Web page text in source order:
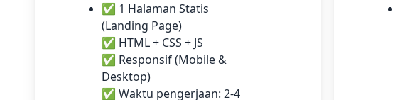
✅ 1 Halaman Statis
(Landing Page)
✅ HTML + CSS + JS
✅ Responsif (Mobile &
Desktop)
✅ Waktu pengerjaan: 2-4